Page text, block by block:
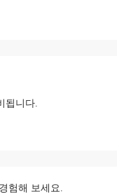
됩니다.
험해 보세요.